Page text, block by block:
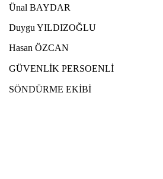
Ünal BAYDAR
Duygu YILDIZOĞLU
Hasan ÖZCAN
GÜVENLİK PERSOENLİ
SÖNDÜRME EKİBİ